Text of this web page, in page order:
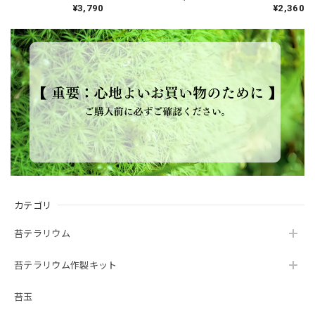
カテゴリ
苔テラリウム
苔テラリウム作製キット
苔玉
¥3,790
¥2,360